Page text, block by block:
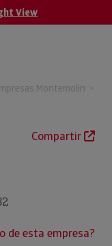
View
Montemolin
Compartir
de esta empresa?